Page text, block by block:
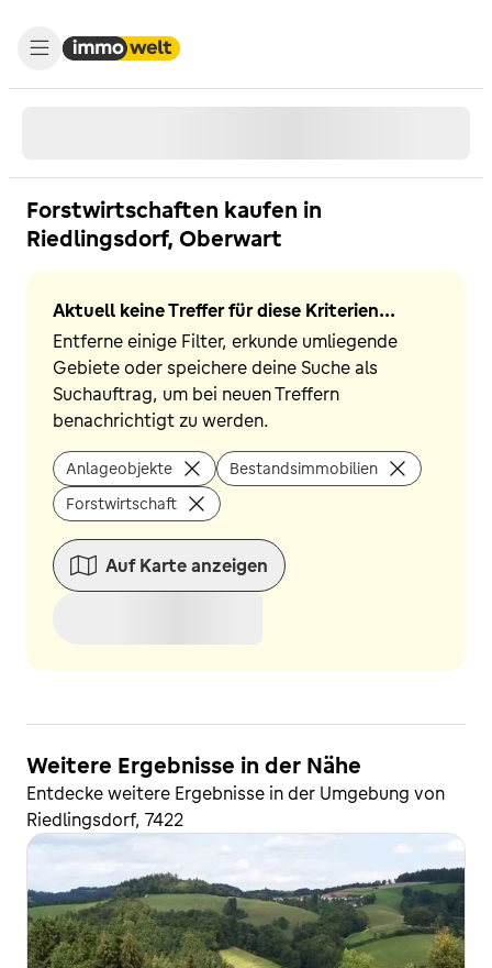
Forstwirtschaften kaufen in
Riedlingsdorf, Oberwart
Aktuell keine Treffer für diese Kriterien...
Entferne einige Filter, erkunde umliegende
Gebiete oder speichere deine Suche als
Suchauftrag, um bei neuen Treffern
benachrichtigt zu werden.
Anlageobjekte
Bestandsimmobilien
Forstwirtschaft
Auf Karte anzeigen
Weitere Ergebnisse in der Nähe
Entdecke weitere Ergebnisse in der Umgebung von
Riedlingsdorf, 7422